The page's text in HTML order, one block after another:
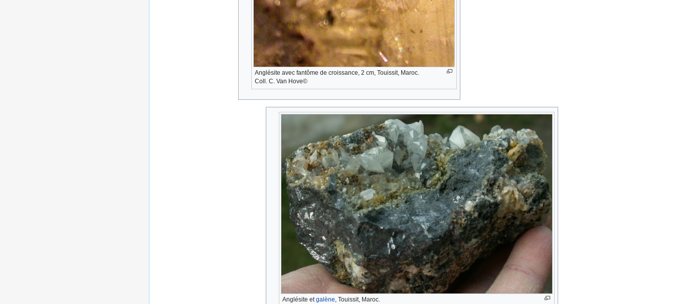
Anglésite avec fantôme de croissance, 2 cm, Touissit, Maroc.
Coll. C. Van Hove©
Anglésite etgalène, Touissit, Maroc.